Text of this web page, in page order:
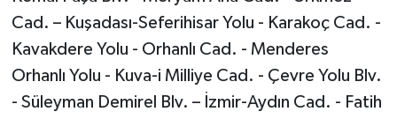
Cad. – Kuşadası-Seferihisar Yolu - Karakoç Cad. -
Kavakdere Yolu - Orhanlı Cad. - Menderes
Orhanlı Yolu - Kuva-i Milliye Cad. - Çevre Yolu Blv.
- Süleyman Demirel Blv. – İzmir-Aydın Cad. - Fatih